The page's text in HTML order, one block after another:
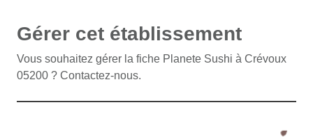
Gérer cet établissement
Vous souhaitez gérer la fiche Planete Sushi à Crévoux
05200 ? Contactez-nous.